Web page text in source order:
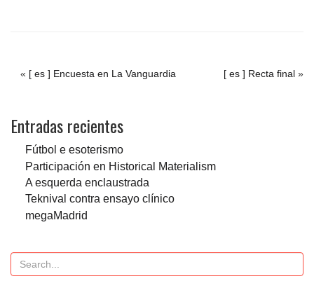
« [ es ] Encuesta en La Vanguardia [ es ] Recta final »
Entradas recientes
Fútbol e esoterismo
Participación en Historical Materialism
A esquerda enclaustrada
Teknival contra ensayo clínico
megaMadrid